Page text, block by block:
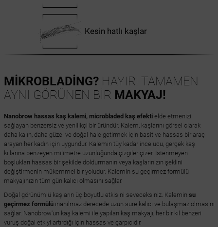
Kesin hatlı kaşlar
MİKROBLADİNG?HAYIR! TAMAMEN
AYNI GÖRÜNEN BİR MAKYAJ!
Nanobrow hassas kaş kalemi, microbladed kaş efektielde etmenizi
sağlayan benzersiz ve yenilikçi bir üründür. Kalem, kaşlarını görsel olarak
daha kalın, daha güzel ve doğal hale getirmek için basit ve hassas bir araç
arayan her kadın için uygundur. Kalemin tüy kadar ince ucu, gerçek kaş
kıllarına benzeyen milimetre uzunluğunda çizgiler çizer. İstenmeyen
boşlukları hassas bir şekilde doldurmanın veya kaşlarınızın şeklini
değiştirmenin mükemmel bir yoludur. Kalemin su geçirmez formülü
makyajınızın tüm gün kalıcı olmasını sağlar.
Doğal görünümlü kaşların üç boyutlu etkisini seveceksiniz. Kalemin su
geçirmez formülüinanılmaz derecede uzun süre kalıcı ve bulaşmaz olmasını
sağlar. Nanobrow'un kaş kalemi ile yapılan kaş makyajı, her bir kıl benzeri
vuruş doğal etkiyi artırdığı için hassas ve çarpıcıdır.